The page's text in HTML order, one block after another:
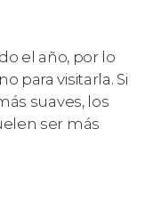
el año, por lo
para visitarla. Si
suaves, los
ser más